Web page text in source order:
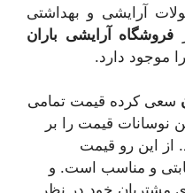
آرایشی و بهداشتی
فروشگاه آرایشی باران
موجود دارد.
سعی کرده قیمت تمامی
نوسانات قیمت را بر
از این رو قیمت
و مناسب است. و
مشتریان خود در نظر